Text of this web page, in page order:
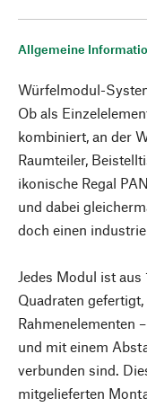
Allgemeine
Würfelmodul-
Ob als
kombiniert, an der
Raumteiler,
ikonische Regal
und dabei
doch einen
Jedes Modul ist
Quadraten
Rahmenelementen
und mit einem
verbunden sind.
mitgelieferten